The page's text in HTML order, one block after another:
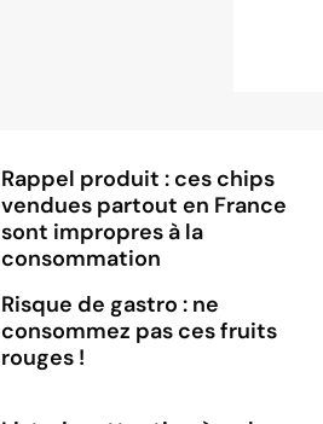
Rappel produit : ces chips
vendues partout en France
sont impropres à la
consommation
Risque de gastro : ne
consommez pas ces fruits
rouges !